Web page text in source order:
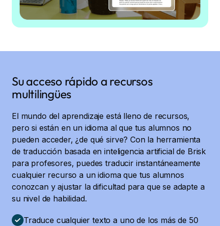
Su acceso rápido a recursos
multilingües
El mundo del aprendizaje está lleno de recursos,
pero si están en un idioma al que tus alumnos no
pueden acceder, ¿de qué sirve? Con la herramienta
de traducción basada en inteligencia artificial de Brisk
para profesores, puedes traducir instantáneamente
cualquier recurso a un idioma que tus alumnos
conozcan y ajustar la dificultad para que se adapte a
su nivel de habilidad.
Traduce cualquier texto a uno de los más de 50